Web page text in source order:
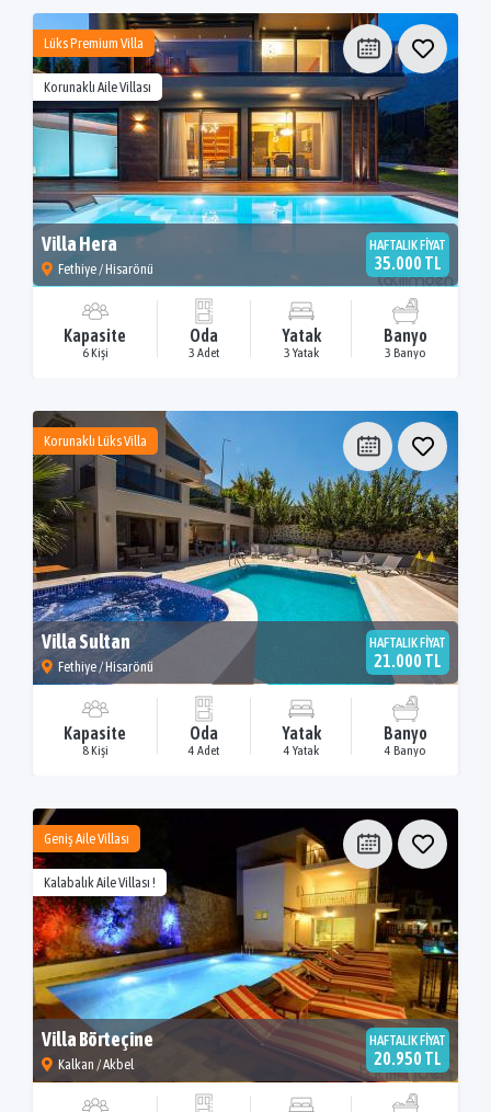
Lüks Premium Villa
Korunaklı Aile Villası
Villa Hera
Fethiye / Hisarönü
HAFTALIK FİYAT
35.000 TL
Kapasite
6 Kişi
Oda
3 Adet
Yatak
3 Yatak
Banyo
3 Banyo
Korunaklı Lüks Villa
Villa Sultan
Fethiye / Hisarönü
HAFTALIK FİYAT
21.000 TL
Kapasite
8 Kişi
Oda
4 Adet
Yatak
4 Yatak
Banyo
4 Banyo
Geniş Aile Villası
Kalabalık Aile Villası !
Villa Börteçine
Kalkan / Akbel
HAFTALIK FİYAT
20.950 TL